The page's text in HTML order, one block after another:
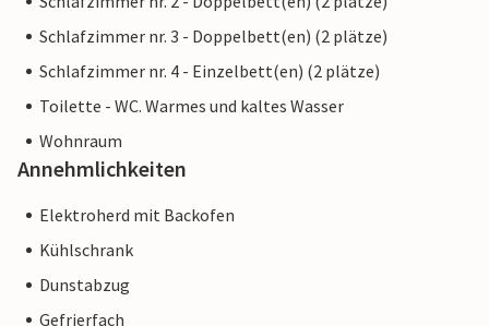
Schlafzimmer nr. 3 - Doppelbett(en) (2 plätze)
Schlafzimmer nr. 4 - Einzelbett(en) (2 plätze)
Toilette - WC. Warmes und kaltes Wasser
Wohnraum
Annehmlichkeiten
Elektroherd mit Backofen
Kühlschrank
Dunstabzug
Gefrierfach